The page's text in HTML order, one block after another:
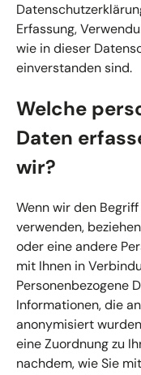
Erfassung,
wie in dieser
einverstanden sind.
Welche
Daten
wir?
Wenn wir den
verwenden,
oder eine andere
mit Ihnen in
Personenbezogene
Informationen, die
anonymisiert
eine Zuordnung zu
nachdem, wie Sie